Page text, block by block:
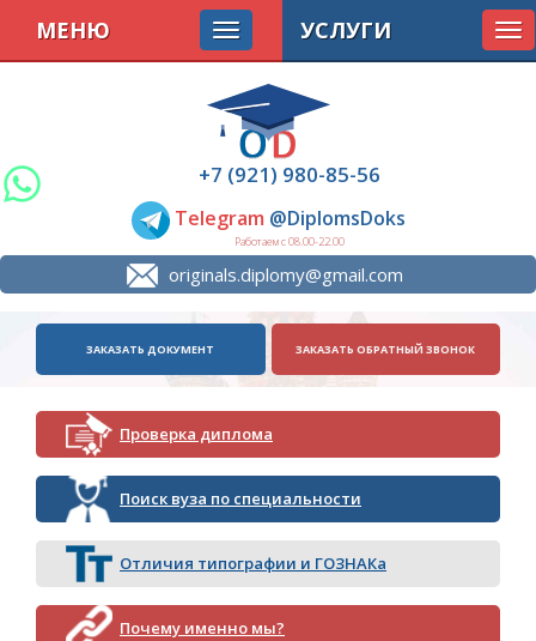
+7 (921) 980-85-56
Telegram @DiplomsDoks
Работаем с 08.00-22.00
originals.diplomy@gmail.com
МЕНЮ
ЗАКАЗАТЬ ДОКУМЕНТ ЗАКАЗАТЬ ОБРАТНЫЙ ЗВОНОК
Проверка диплома
Поиск вуза по специальности
Отличия типографии и ГОЗНАКа
Почему именно мы?
УСЛУГИ